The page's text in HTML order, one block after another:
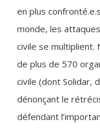
en plus
monde, les
civile se multiplient.
de plus de 570
civile (dont Solidar,
dénonçant le
défendant